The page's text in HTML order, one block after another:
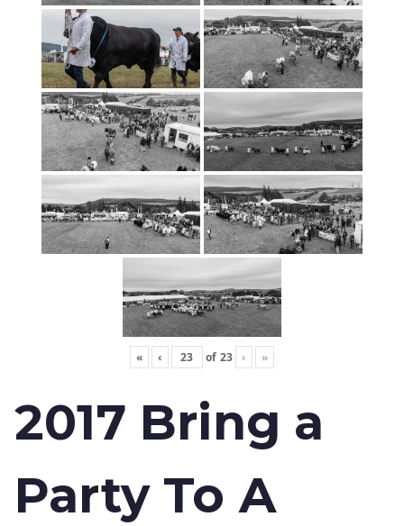
« ‹ of 23 › »
2017 Bring a
Party To A